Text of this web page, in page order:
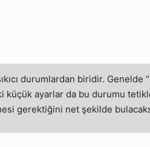
durumlardan biridir.
ayarlar da bu durumu
gerektiğini net şekilde